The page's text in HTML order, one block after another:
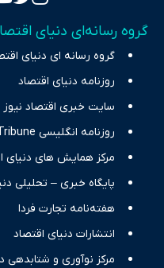
چالش‌های فقر و بیکاری را
نیازهای خبری مخاطبان در
حرفه‌ای و روزآمد پوشش
گروه رسانه‌ای دنیای
گروه رسانه ای دنیای
روزنامه دنیای اقتصاد
سایت خبری اقتصاد نیوز
روزنامه انگلیسی Financial Tribune
مرکز همایش های دنیای
پایگاه خبری – تحلیلی
هفته‌نامه تجارت فردا
انتشارات دنیای اقتصاد
مرکز نوآوری و شتابدهی